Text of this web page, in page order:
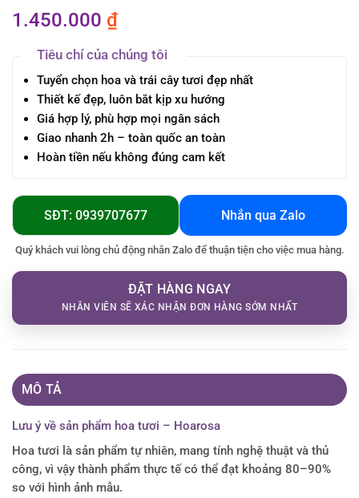
1.450.000 ₫
Tiêu chí của chúng tôi
Tuyển chọn hoa và trái cây tươi đẹp nhất
Thiết kế đẹp, luôn bắt kịp xu hướng
Giá hợp lý, phù hợp mọi ngân sách
Giao nhanh 2h – toàn quốc an toàn
Hoàn tiền nếu không đúng cam kết
SĐT: 0939707677 Nhắn qua Zalo
Quý khách vui lòng chủ động nhắn Zalo để thuận tiện cho việc mua hàng.
ĐẶT HÀNG NGAY
NHÂN VIÊN SẼ XÁC NHẬN ĐƠN HÀNG SỚM NHẤT
MÔ TẢ
Lưu ý về sản phẩm hoa tươi – Hoarosa
Hoa tươi là sản phẩm tự nhiên, mang tính nghệ thuật và thủ
công, vì vậy thành phẩm thực tế có thể đạt khoảng 80–90%
so với hình ảnh mẫu.